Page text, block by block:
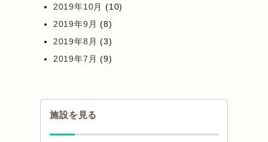
2019年10月 (10)
2019年9月 (8)
2019年8月 (3)
2019年7月 (9)
施設を見る